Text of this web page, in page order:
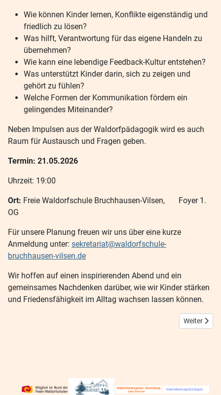
Wie können Kinder lernen, Konflikte eigenständig und
friedlich zu lösen?
Was hilft, Verantwortung für das eigene Handeln zu
übernehmen?
Wie kann eine lebendige Feedback-Kultur entstehen?
Was unterstützt Kinder darin, sich zu zeigen und
gehört zu fühlen?
Welche Formen der Kommunikation fördern ein
gelingendes Miteinander?
Neben Impulsen aus der Waldorfpädagogik wird es auch
Raum für Austausch und Fragen geben.
Termin: 21.05.2026
Uhrzeit: 19:00
Ort: Freie Waldorfschule Bruchhausen-Vilsen, Foyer 1.
OG
Für unsere Planung freuen wir uns über eine kurze
Anmeldung unter: sekretariat@waldorfschule-
bruchhausen-vilsen.de
Wir hoffen auf einen inspirierenden Abend und ein
gemeinsames Nachdenken darüber, wie wir Kinder stärken
und Friedensfähigkeit im Alltag wachsen lassen können.
Nächster
Weiter